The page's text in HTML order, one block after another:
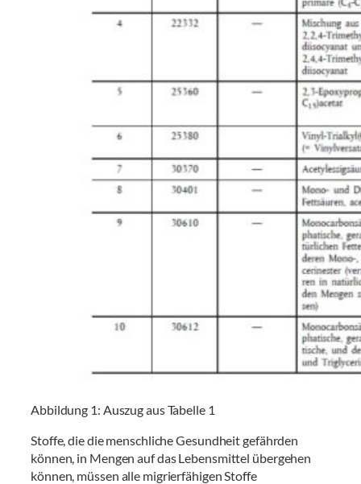
Abbildung 1: Auszug aus Tabelle 1
Stoffe, die die menschliche Gesundheit gefährden
können, in Mengen auf das Lebensmittel übergehen
können, müssen alle migrierfähigen Stoffe